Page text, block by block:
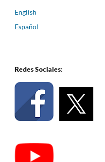
English
Español
Redes Sociales: